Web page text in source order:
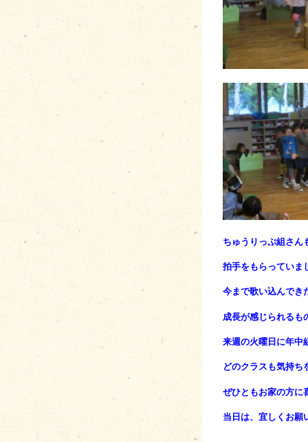
ちゅうりっぷ組さん
拍手をもらっていま
今まで歌い込んでき
成長が感じられるも
来週の火曜日に年中
どのクラスも気持ち
ぜひともお家の方に
当日は、宜しくお願